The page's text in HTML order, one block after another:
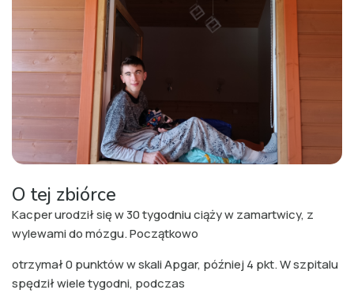
O tej zbiórce
Kacper urodził się w 30 tygodniu ciąży w zamartwicy, z
wylewami do mózgu. Początkowo
otrzymał 0 punktów w skali Apgar, później 4 pkt. W szpitalu
spędził wiele tygodni, podczas